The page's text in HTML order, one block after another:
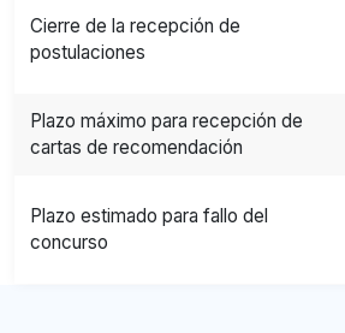
Cierre de la recepción de
postulaciones
Plazo máximo para recepción de
cartas de recomendación
Plazo estimado para fallo del
concurso